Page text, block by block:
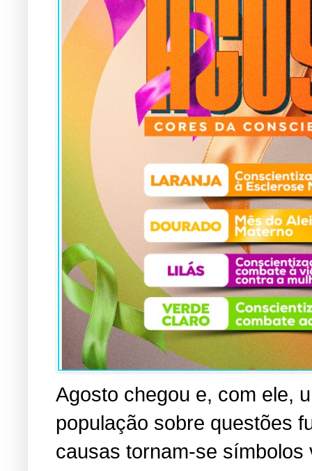
Agosto chegou e, com ele,
população sobre questões
causas tornam-se símbolos